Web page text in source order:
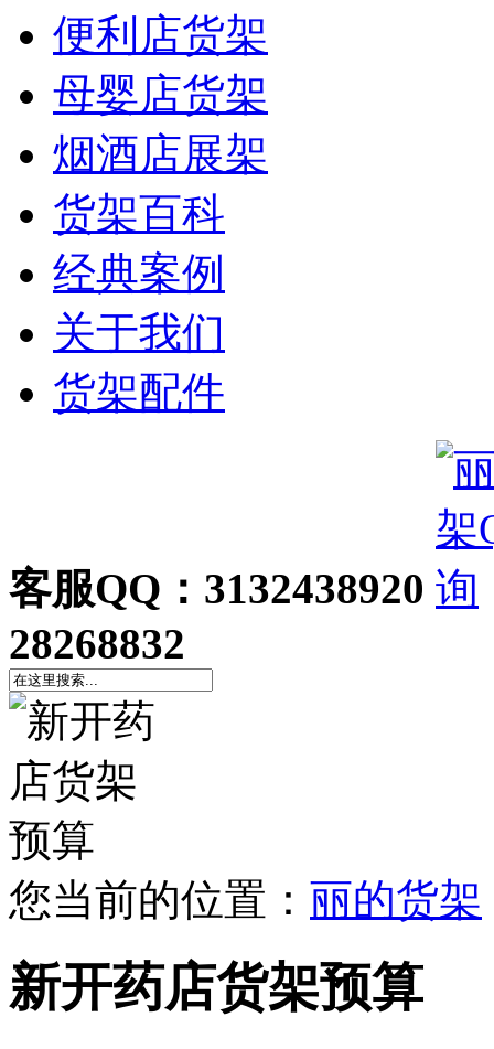
便利店货架
母婴店货架
烟酒店展架
货架百科
经典案例
关于我们
货架配件
客服QQ：3132438920
28268832
您当前的位置： 丽的货架
新开药店货架预算